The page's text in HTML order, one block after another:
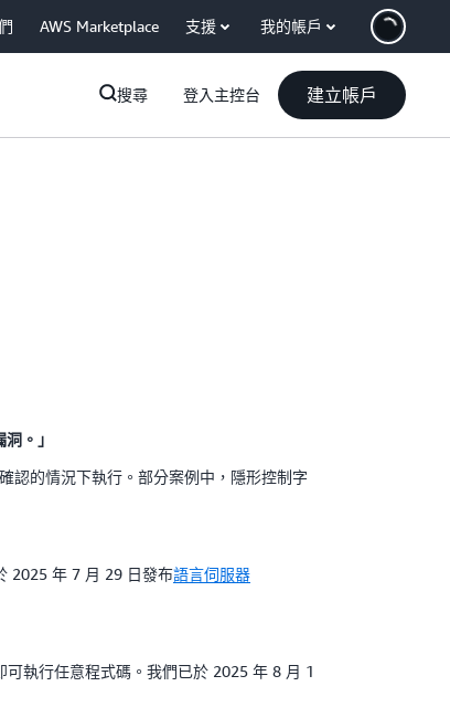
AWS Marketplace 支援 我的帳戶
搜尋 登入主控台 建立帳戶
。」
認的情況下執行。部分案例中，隱形控制字
2025 年 7 月 29 日發布語言伺服器
可執行任意程式碼。我們已於 2025 年 8 月 1